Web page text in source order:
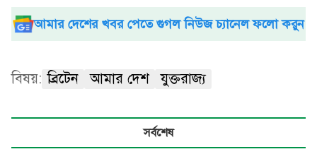
আমার দেশের খবর পেতে গুগল নিউজ চ্যানেল ফলো করুন
বিষয়: ব্রিটেন আমার দেশ যুক্তরাজ্য
সর্বশেষ